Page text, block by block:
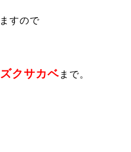
すので
クサカベまで。